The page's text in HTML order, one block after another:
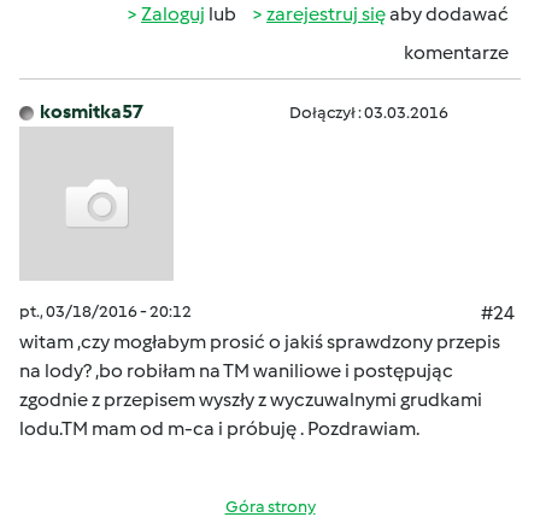
Zaloguj lub zarejestruj sięaby dodawać
komentarze
kosmitka57 Dołączył : 03.03.2016
pt., 03/18/2016 - 20:12
#24
witam ,czy mogłabym prosić o jakiś sprawdzony przepis
na lody? ,bo robiłam na TM waniliowe i postępując
zgodnie z przepisem wyszły z wyczuwalnymi grudkami
lodu.TM mam od m-ca i próbuję . Pozdrawiam.
Góra strony